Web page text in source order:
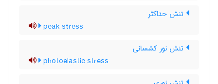
تنش حداکثر
peak stress
تنش نور کشسانی
photoelastic stress